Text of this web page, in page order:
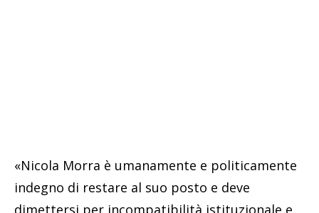
«Nicola Morra è umanamente e politicamente
indegno di restare al suo posto e deve
dimettersi per incompatibilità istituzionale e